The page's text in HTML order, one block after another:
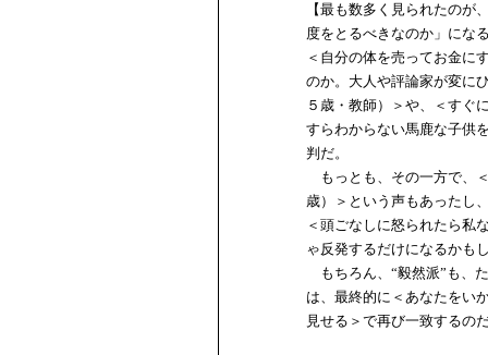
【最も数多く見られたの
度をとるべきなのか」にな
＜自分の体を売ってお金に
のか。大人や評論家が変に
５歳・教師）＞や、＜すぐ
すらわからない馬鹿な子供
判だ。
もっとも、その一方で、
歳）＞という声もあったし
＜頭ごなしに怒られたら私
ゃ反発するだけになるかも
もちろん、“毅然派”も、
は、最終的に＜あなたをい
見せる＞で再び一致するの